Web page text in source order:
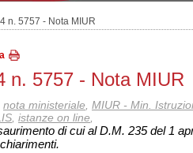
Inserisci parola chiave:
n. 5757 - Nota MIUR
n. 5757 - Nota MIUR
nota ministeriale MIUR - Min.
istanze on line
di cui al D.M. 235 del 1